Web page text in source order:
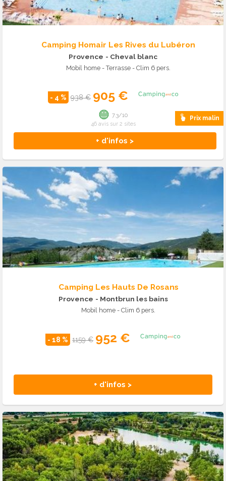
Camping Homair Les Rives du Lubéron
Provence - Cheval blanc
Mobil home - Terrasse - Clim 6 pers.
- 4 % 938 € 905 €
Prix malin
+ d'infos >
7.3/10
46 avis sur 2 sites
Camping Les Hauts De Rosans
Provence - Montbrun les bains
Mobil home - Clim 6 pers.
- 18 % 1159 € 952 €
+ d'infos >